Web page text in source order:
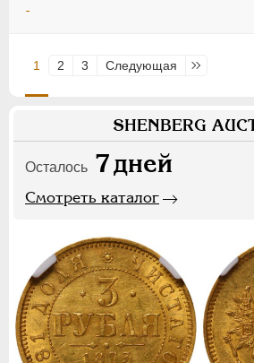
-
1 2 3 Следующая Последняя
SHENBERG
Осталось 7дней
Смотреть каталог